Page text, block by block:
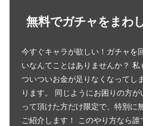
無料でガチャをまわ
今すぐキャラが欲しい！ガチャを
いなんてことはありませんか？ 私
ついついお金が足りなくなってし
ります。 同じようにお困りの方
って頂けた方だけ限定で、特別に
ご紹介します！ このやり方なら誰